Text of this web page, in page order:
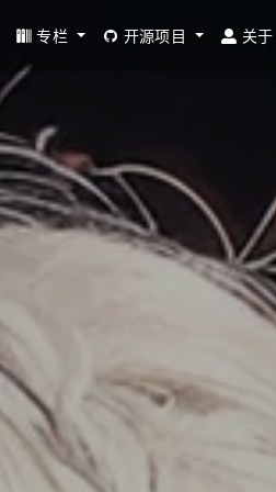
专栏 开源项目 关于